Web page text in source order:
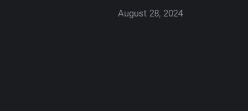
August 28, 2024